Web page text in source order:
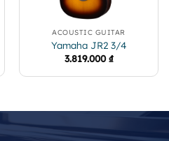
ACOUSTIC GUITAR
Yamaha JR2 3/4
3.819.000₫